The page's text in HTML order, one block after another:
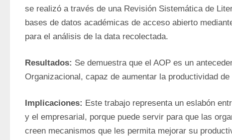
se realizó a través de una Revisión Sistemática de
bases de datos académicas de acceso abierto
para el análisis de la data recolectada.
Resultados: Se demuestra que el AOP es un
Organizacional, capaz de aumentar la productividad de
Implicaciones: Este trabajo representa un eslabón
y el empresarial, porque puede servir para que las
creen mecanismos que les permita mejorar su